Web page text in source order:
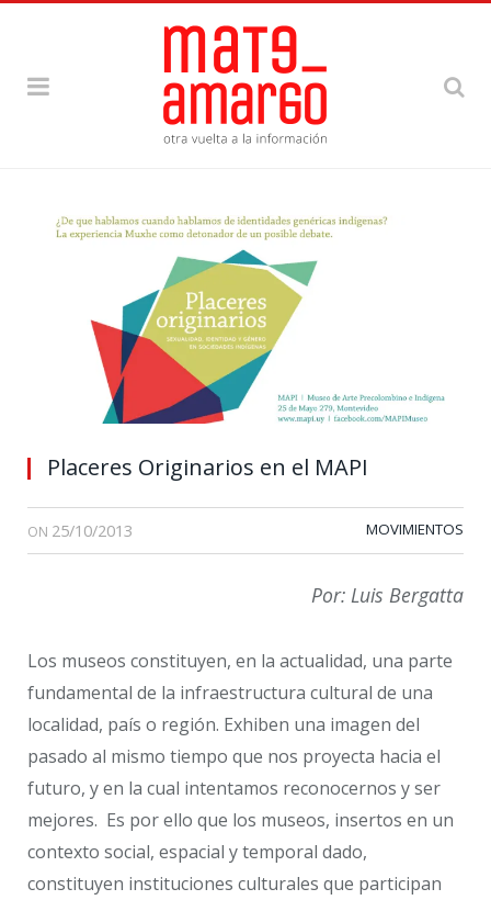
Placeres Originarios en el MAPI
ON 25/10/2013 MOVIMIENTOS
Por: Luis Bergatta
Los museos constituyen, en la actualidad, una parte
fundamental de la infraestructura cultural de una
localidad, país o región. Exhiben una imagen del
pasado al mismo tiempo que nos proyecta hacia el
futuro, y en la cual intentamos reconocernos y ser
mejores. Es por ello que los museos, insertos en un
contexto social, espacial y temporal dado,
constituyen instituciones culturales que participan